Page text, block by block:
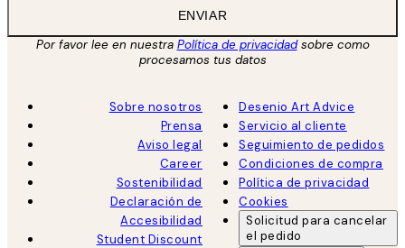
ENVIAR
Por favor lee en nuestra Política de privacidadsobre como
procesamos tus datos
Sobre nosotros
Prensa
Aviso legal
Career
Sostenibilidad
Declaración de
Accesibilidad
Student Discount
Desenio Art Advice
Servicio al cliente
Seguimiento de pedidos
Condiciones de compra
Política de privacidad
Cookies
Solicitud para cancelar
el pedido